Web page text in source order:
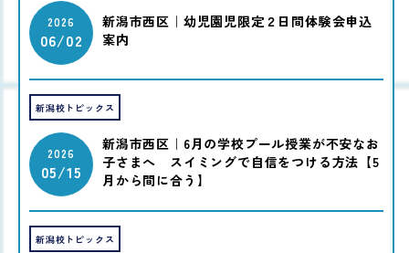
2026
06/02
新潟市西区｜幼児園児限定２日間体験会申込
案内
新潟校トピックス
2026
05/15
新潟市西区｜6月の学校プール授業が不安なお
子さまへ スイミングで自信をつける方法【5
月から間に合う】
新潟校トピックス